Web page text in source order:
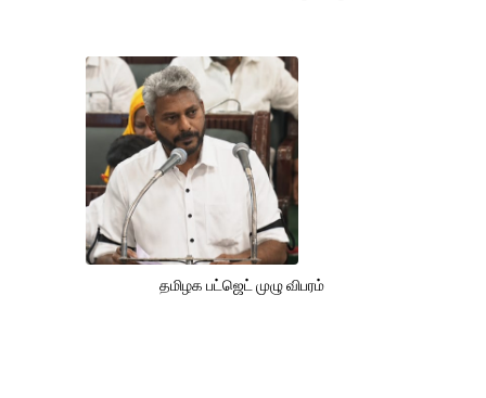
தமிழக பட்ஜெட் முழு விபரம்